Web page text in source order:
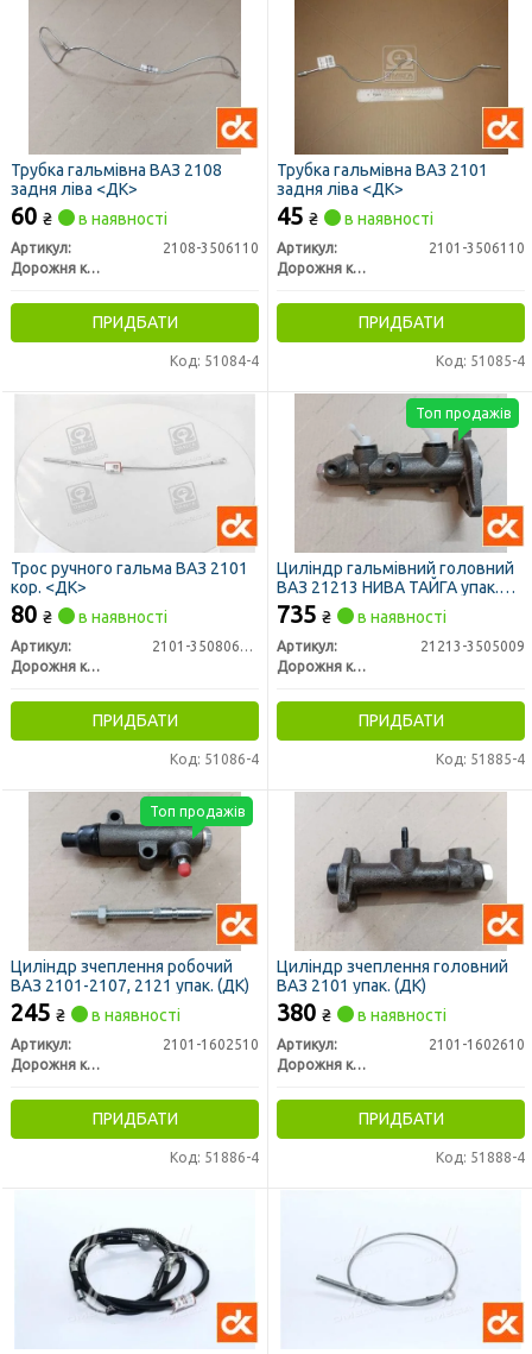
Трубка гальмівна ВАЗ 2108
задня ліва <ДК>
60 ₴ в наявності
Артикул:
2108-3506110
Дорожня карта
ПРИДБАТИ
Код: 51084-4
Трубка гальмівна ВАЗ 2101
задня ліва <ДК>
45 ₴ в наявності
Артикул:
2101-3506110
Дорожня карта
ПРИДБАТИ
Код: 51085-4
Трос ручного гальма ВАЗ 2101
кор. <ДК>
80 ₴ в наявності
Артикул:
2101-3508068-03
Дорожня карта
ПРИДБАТИ
Код: 51086-4
Циліндр гальмівний головний
ВАЗ 21213 НИВА ТАЙГА упак.
(ДК)
735 ₴ в наявності
Артикул:
21213-3505009
Дорожня карта
ПРИДБАТИ
Код: 51885-4
Топ продажів
Циліндр зчеплення робочий
ВАЗ 2101-2107, 2121 упак. (ДК)
245 ₴ в наявності
Артикул:
2101-1602510
Дорожня карта
ПРИДБАТИ
Код: 51886-4
Топ продажів
Циліндр зчеплення головний
ВАЗ 2101 упак. (ДК)
380 ₴ в наявності
Артикул:
2101-1602610
Дорожня карта
ПРИДБАТИ
Код: 51888-4